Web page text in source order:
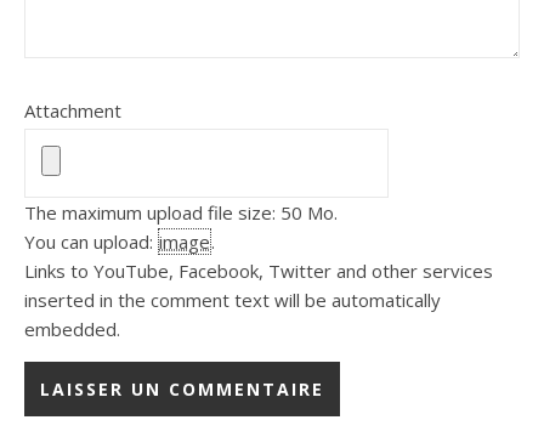
Attachment
The maximum upload file size: 50 Mo.
You can upload: image.
Links to YouTube, Facebook, Twitter and other services
inserted in the comment text will be automatically
embedded.